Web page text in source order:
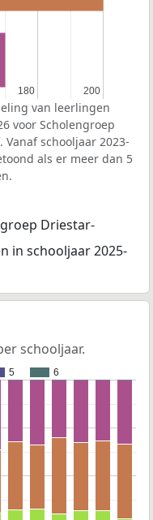
180
180 200
200
van leerlingen
voor Scholengroep
schooljaar 2023-
als er meer dan 5
Driestar-
in schooljaar 2025-
schooljaar.
5 6